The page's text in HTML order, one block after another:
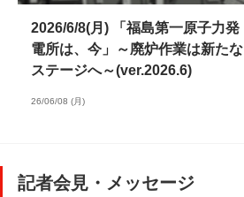
2026/6/8(月) 「福島第一原子力発
電所は、今」～廃炉作業は新たな
ステージへ～(ver.2026.6)
26/06/08 (月)
記者会見・メッセージ